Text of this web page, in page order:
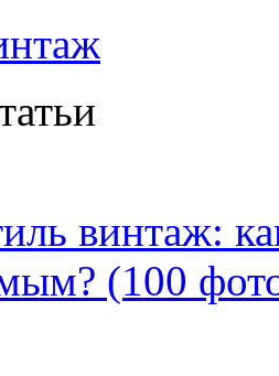
винтаж:
(100